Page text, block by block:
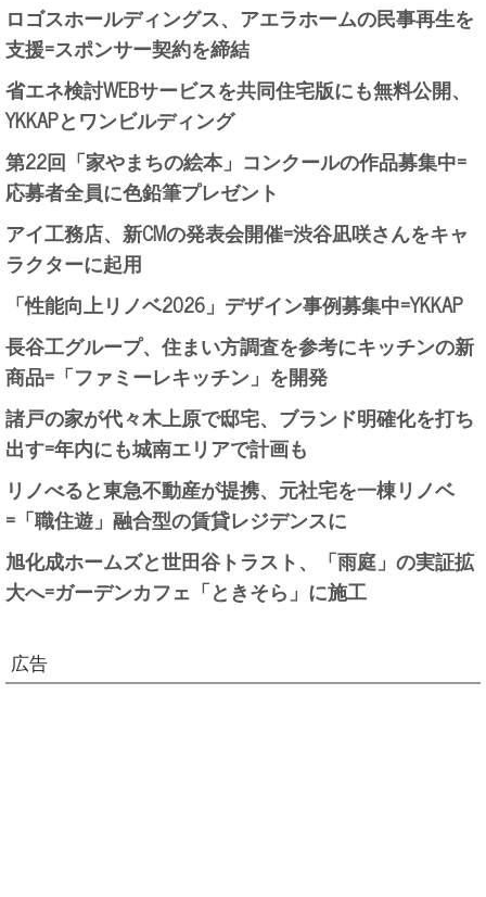
ロゴスホールディングス、アエラホームの民事再生を
支援=スポンサー契約を締結
省エネ検討WEBサービスを共同住宅版にも無料公開、
YKKAPとワンビルディング
第22回「家やまちの絵本」コンクールの作品募集中=
応募者全員に色鉛筆プレゼント
アイ工務店、新CMの発表会開催=渋谷凪咲さんをキャ
ラクターに起用
「性能向上リノベ2026」デザイン事例募集中=YKKAP
長谷工グループ、住まい方調査を参考にキッチンの新
商品=「ファミーレキッチン」を開発
諸戸の家が代々木上原で邸宅、ブランド明確化を打ち
出す=年内にも城南エリアで計画も
リノべると東急不動産が提携、元社宅を一棟リノベ
=「職住遊」融合型の賃貸レジデンスに
旭化成ホームズと世田谷トラスト、「雨庭」の実証拡
大へ=ガーデンカフェ「ときそら」に施工
広告